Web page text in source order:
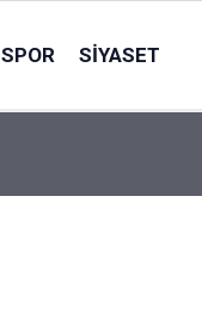
SPOR SIYASET